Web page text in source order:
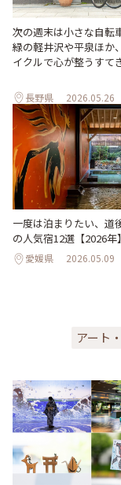
次の週末は小さな自転
緑の軽井沢や平泉ほか
イクルで心が整うすて
長野県 2026.05.26
一度は泊まりたい、道
の人気宿12選【2026年】
愛媛県 2026.05.09
アート